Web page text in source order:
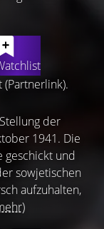
(Partnerlink).
der
1941. Die
geschickt und
sowjetischen
aufzuhalten,